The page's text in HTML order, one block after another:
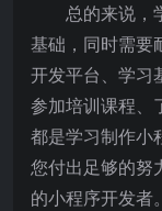
总的来说，
基础，同时需要
开发平台、学习
参加培训课程、
都是学习制作小
您付出足够的努
的小程序开发者。